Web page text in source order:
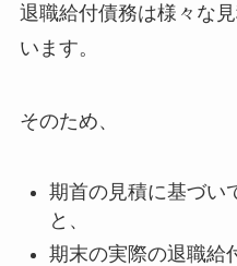
退職給付債務は様々な
います。
そのため、
期首の見積に基づい
と、
期末の実際の退職給